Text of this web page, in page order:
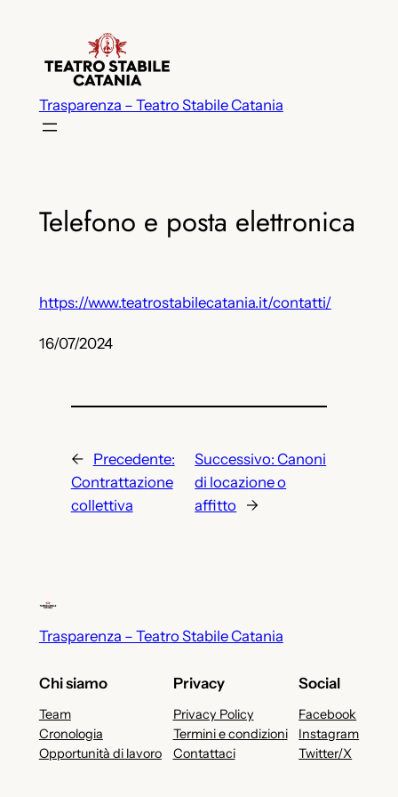
contenuto
Trasparenza – Teatro Stabile Catania
Telefono e posta elettronica
https://www.teatrostabilecatania.it/contatti/
16/07/2024
←
Precedente:
Contrattazione
collettiva
Successivo:Canoni
di locazione o
affitto
→
Trasparenza – Teatro Stabile Catania
Chi siamo
Team
Cronologia
Opportunità di lavoro
Privacy
Privacy Policy
Termini e condizioni
Contattaci
Social
Facebook
Instagram
Twitter/X